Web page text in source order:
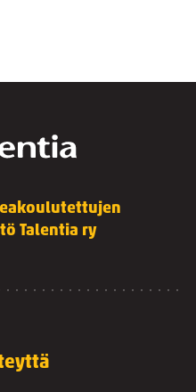
Talentia ry